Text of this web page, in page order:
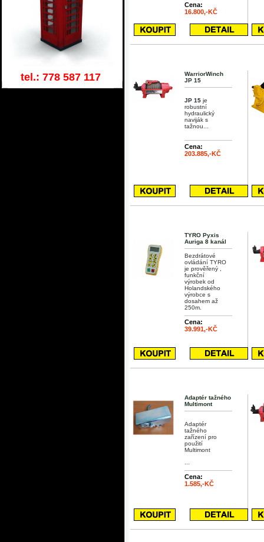
tel.: 778 587 117
Cena:
16.800,-KČ
WarriorWinch
JP 15
JP 15 je
robustní
hydraulický
naviják s
tažnou...
Cena:
203.885,-KČ
TYRO Pyxis
Auriga 8 kanál
Bezdrátové
ovládání TYRO
je prověřený ,
funkční
výrobek od
Holandského
výrobce s
dosahem až
250m.
Cena:
39.991,-KČ
Adaptér tažného
Multimont
Adaptér
tažného
zařízení pro
použití
Multimont
Cena:
1.585,-KČ